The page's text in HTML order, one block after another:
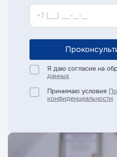
Я даю согласие на
данных
Принимаю условия
конфиденциальности